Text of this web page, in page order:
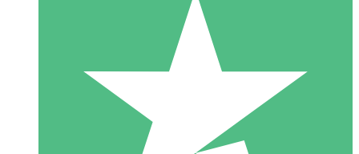
Pacchetti di Crediti Individuali
Paga a consumo con crediti di download. Nessun impegno
1 Download